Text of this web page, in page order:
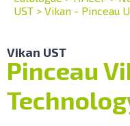
UST > Vikan - Pinceau
Vikan UST
Pinceau